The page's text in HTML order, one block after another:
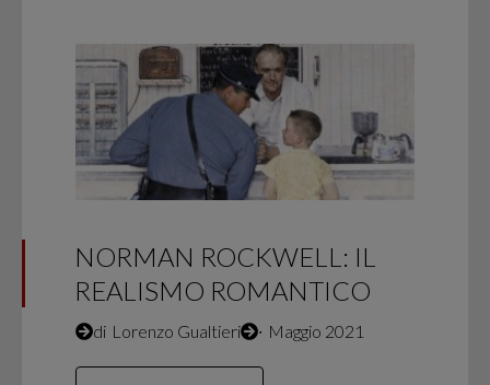
NORMAN ROCKWELL: IL
REALISMO ROMANTICO
di Lorenzo Gualtieri ∙ Maggio 2021